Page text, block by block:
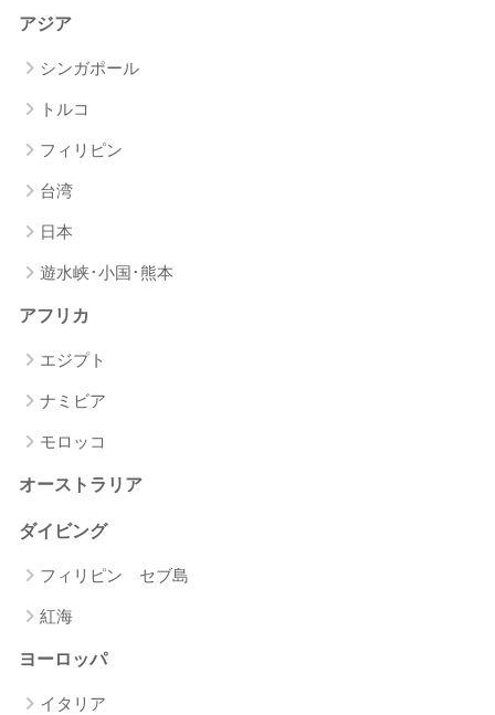
アジア
シンガポール
トルコ
フィリピン
台湾
日本
遊水峡･小国･熊本
アフリカ
エジプト
ナミビア
モロッコ
オーストラリア
ダイビング
フィリピン セブ島
紅海
ヨーロッパ
イタリア